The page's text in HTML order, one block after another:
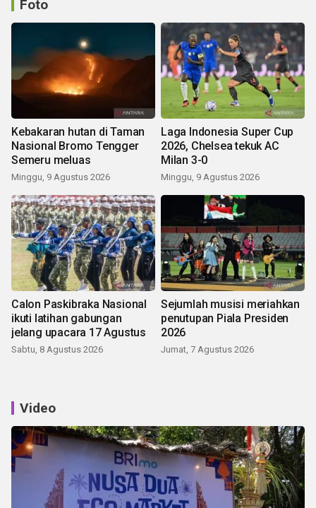
Foto
Kebakaran hutan di Taman
Nasional Bromo Tengger
Semeru meluas
Minggu, 9 Agustus 2026
Laga Indonesia Super Cup
2026, Chelsea tekuk AC
Milan 3-0
Minggu, 9 Agustus 2026
Calon Paskibraka Nasional
ikuti latihan gabungan
jelang upacara 17 Agustus
Sabtu, 8 Agustus 2026
Sejumlah musisi meriahkan
penutupan Piala Presiden
2026
Jumat, 7 Agustus 2026
Video